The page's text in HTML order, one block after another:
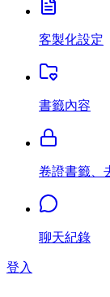
客製化設定
書籤內容
卷證書籤、
聊天紀錄
登入